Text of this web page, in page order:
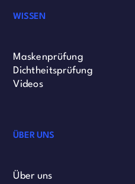
WISSEN
Maskenprüfung
Dichtheitsprüfung
Videos
ÜBER UNS
Über uns